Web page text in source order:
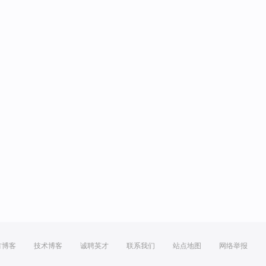
博客 技术博客 诚聘英才 联系我们 站点地图 网络举报